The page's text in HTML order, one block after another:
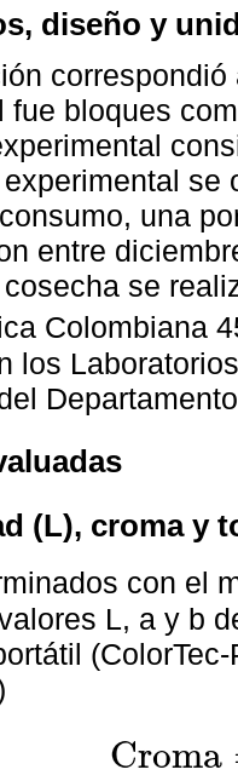
diseño y
fue bloques
se
una
entre
se
Colombiana
los
(L), croma y
con el
L, a y b
Croma